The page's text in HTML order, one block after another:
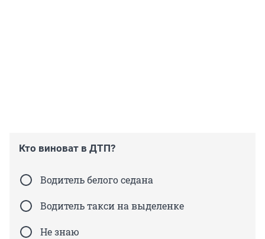
Кто виноват в ДТП?
Водитель белого седана
Водитель такси на выделенке
Не знаю